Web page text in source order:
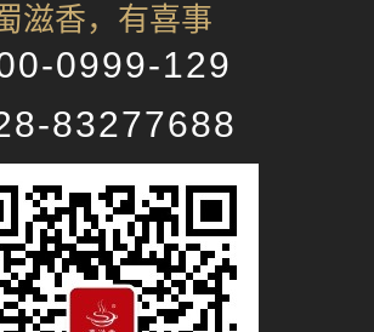
滋香，有喜事
0999-129
83277688